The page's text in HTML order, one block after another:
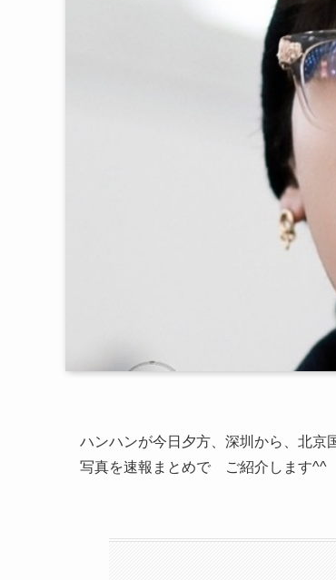
ハンハンが今日夕方、深圳から、北京
写真を速報まとめで ご紹介します^^